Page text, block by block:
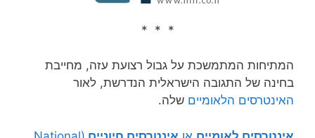
* * *
המתיחות המתמשכת על גבול רצועת עזה, מחייבת
בחינה של התגובה הישראלית הנדרשת, לאור
האינטרסים הלאומיים שלה.